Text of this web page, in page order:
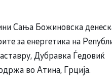
Сања Божиновска
за енергетика на
Дубравка Ѓедовиќ
во Атина, Грција.